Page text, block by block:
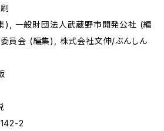
), 一般財団法人武蔵野市開発公社 (編
員会 (編集), 株式会社文伸/ぶんしん
2